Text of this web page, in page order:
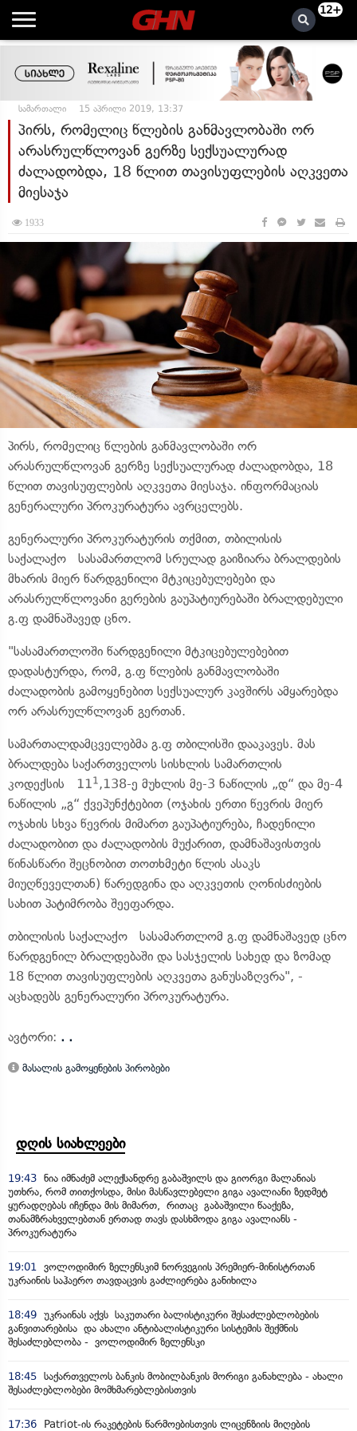
12+
სამართალი 15 აპრილი 2019, 13:37
პირს, რომელიც წლების განმავლობაში ორ
არასრულწლოვან გერზე სექსუალურად
ძალადობდა, 18 წლით თავისუფლების აღკვეთა
მიესაჯა
1933
პირს, რომელიც წლების განმავლობაში ორ
არასრულწლოვან გერზე სექსუალურად ძალადობდა, 18
წლით თავისუფლების აღკვეთა მიესაჯა. ინფორმაციას
გენერალური პროკურატურა ავრცელებს.
გენერალური პროკურატურის თქმით, თბილისის
საქალაქო სასამართლომ სრულად გაიზიარა ბრალდების
მხარის მიერ წარდგენილი მტკიცებულებები და
არასრულწლოვანი გერების გაუპატიურებაში ბრალდებული
გ.ფ დამნაშავედ ცნო.
"სასამართლოში წარდგენილი მტკიცებულებებით
დადასტურდა, რომ, გ.ფ წლების განმავლობაში
ძალადობის გამოყენებით სექსუალურ კავშირს ამყარებდა
ორ არასრულწლოვან გერთან.
სამართალდამცველებმა გ.ფ თბილისში დააკავეს. მას
ბრალდება საქართველოს სისხლის სამართლის
კოდექსის 111 ,138-ე მუხლის მე-3 ნაწილის „დ“ და მე-4
ნაწილის „გ“ ქვეპუნქტებით (ოჯახის ერთი წევრის მიერ
ოჯახის სხვა წევრის მიმართ გაუპატიურება, ჩადენილი
ძალადობით და ძალადობის მუქარით, დამნაშავისთვის
წინასწარი შეცნობით თოთხმეტი წლის ასაკს
მიუღწეველთან) წარედგინა და აღკვეთის ღონისძიების
სახით პატიმრობა შეეფარდა.
თბილისის საქალაქო სასამართლომ გ.ფ დამნაშავედ ცნო
წარდგენილ ბრალდებაში და სასჯელის სახედ და ზომად
18 წლით თავისუფლების აღკვეთა განუსაზღვრა", -
აცხადებს გენერალური პროკურატურა.
ავტორი: . .
მასალის გამოყენების პირობები
დღის სიახლეები
19:43 ნია იმნაძემ ალექსანდრე გაბაშვილს და გიორგი მალანიას
უთხრა, რომ თითქოსდა, მისი მასწავლებელი გიგა ავალიანი ზედმეტ
ყურადღებას იჩენდა მის მიმართ, რითაც გაბაშვილი წააქეზა,
თანამზრახველებთან ერთად თავს დასხმოდა გიგა ავალიანს -
პროკურატურა
19:01 ვოლოდიმირ ზელენსკიმ ნორვეგიის პრემიერ-მინისტრთან
უკრაინის საჰაერო თავდაცვის გაძლიერება განიხილა
18:49 უკრაინას აქვს საკუთარი ბალისტიკური შესაძლებლობების
განვითარებისა და ახალი ანტიბალისტიკური სისტემის შექმნის
შესაძლებლობა - ვოლოდიმირ ზელენსკი
18:45 საქართველოს ბანკის მობილბანკის მორიგი განახლება - ახალი
შესაძლებლობები მომხმარებლებისთვის
17:36 Patriot-ის რაკეტების წარმოებისთვის ლიცენზიის მიღების